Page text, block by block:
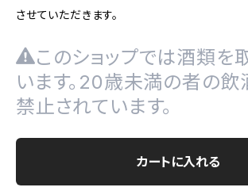
させていただきます。
このショップでは酒類を
います。20歳未満の者の
禁止されています。
カートに入れる